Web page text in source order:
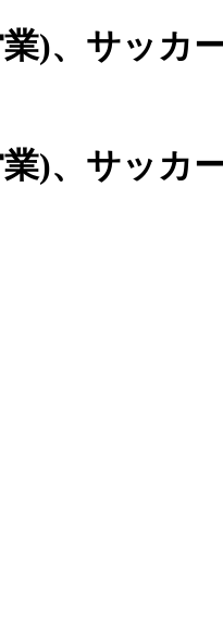
)、 サッカ
)、サッカ